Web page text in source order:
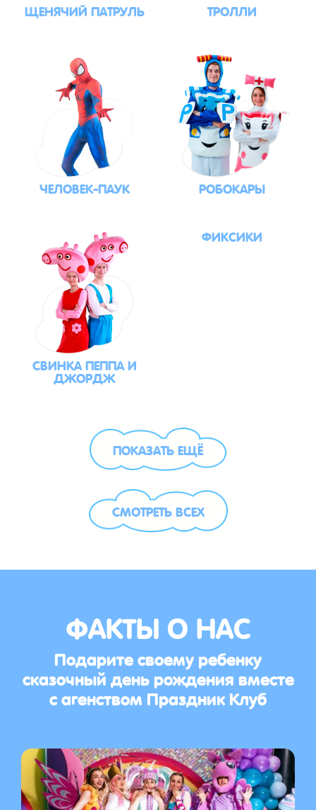
ЩЕНЯЧИЙ ПАТРУЛЬ ТРОЛЛИ
ЧЕЛОВЕК-ПАУК РОБОКАРЫ
СВИНКА ПЕППА И
ДЖОРДЖ
ФИКСИКИ
ПОКАЗАТЬ ЕЩЁ
СМОТРЕТЬ ВСЕХ
ФАКТЫ О НАС
Подарите своему ребенку
сказочный день рождения вместе
с агенством Праздник Клуб